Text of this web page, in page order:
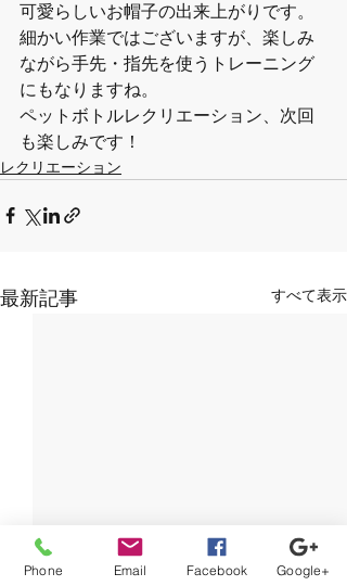
可愛らしいお帽子の出来上がりです。
細かい作業ではございますが、楽しみ
ながら手先・指先を使うトレーニング
にもなりますね。
ペットボトルレクリエーション、次回
も楽しみです！
レクリエーション
最新記事 すべて表示
Phone Email Facebook Google+